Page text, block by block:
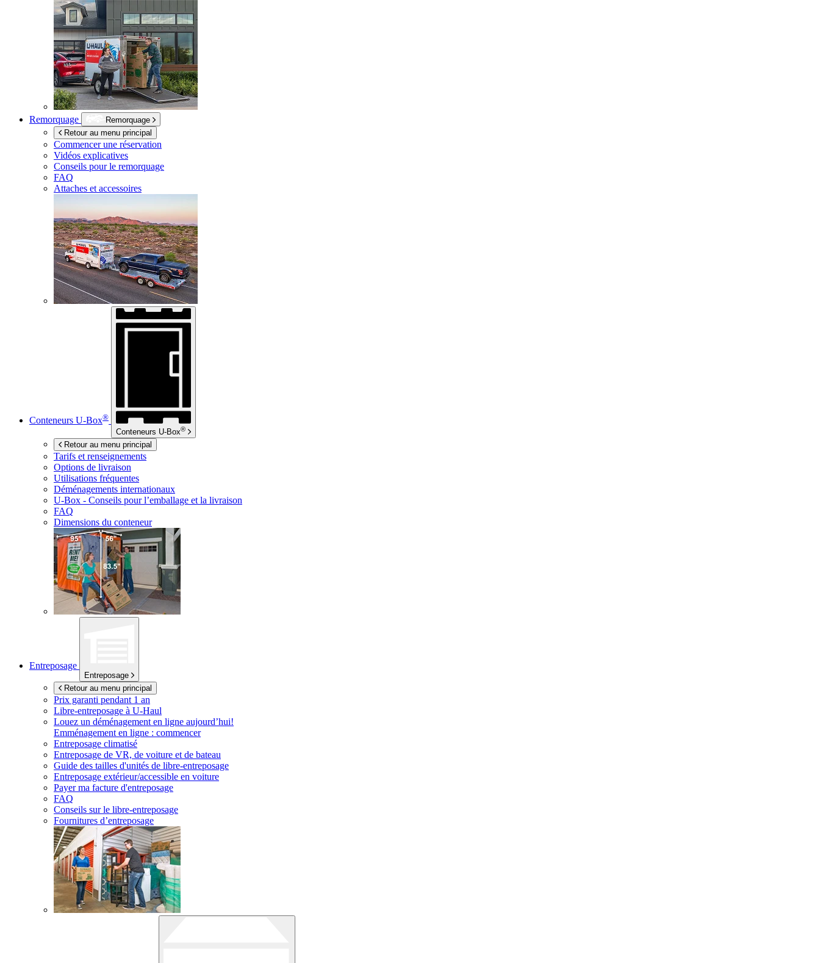
Remorquage
Remorquage
Retour au menu principal
Commencer une réservation
Vidéos explicatives
Conseils pour le remorquage
FAQ
Attaches et accessoires
Conteneurs U-Box®
Conteneurs U-Box®
Retour au menu principal
Tarifs et renseignements
Options de livraison
Utilisations fréquentes
Déménagements internationaux
U-Box - Conseils pour l’emballage et la livraison
FAQ
Dimensions du conteneur
Entreposage
Entreposage
Retour au menu principal
Prix garanti pendant 1 an
Libre-entreposage à U-Haul
Louez un déménagement en ligne aujourd’hui!
Emménagement en ligne : commencer
Entreposage climatisé
Entreposage de VR, de voiture et de bateau
Guide des tailles d'unités de libre-entreposage
Entreposage extérieur/accessible en voiture
Payer ma facture d'entreposage
FAQ
Conseils sur le libre-entreposage
Fournitures d’entreposage